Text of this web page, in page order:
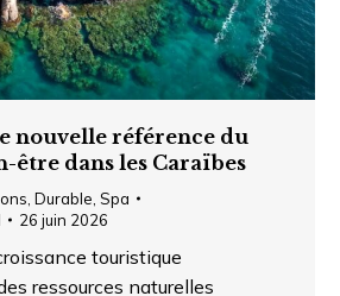
nouvelle référence du
être dans les Caraïbes
Durable Spa
26 juin 2026
touristique
ressources naturelles